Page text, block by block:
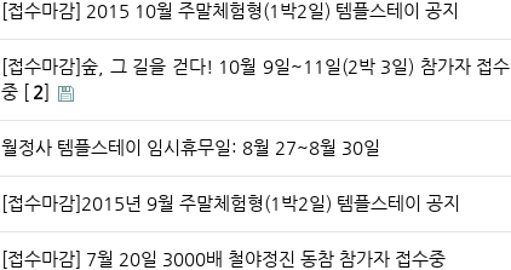
[접수마감] 2015 10월 주말체험형(1박2일) 템플스테이 공지
[접수마감]숲, 그 길을 걷다! 10월 9일~11일(2박 3일) 참가자 접수
중 [
2
월정사 템플스테이 임시휴무일: 8월 27~8월 30일
[접수마감]2015년 9월 주말체험형(1박2일) 템플스테이 공지
[접수마감] 7월 20일 3000배 철야정진 동참 참가자 접수중